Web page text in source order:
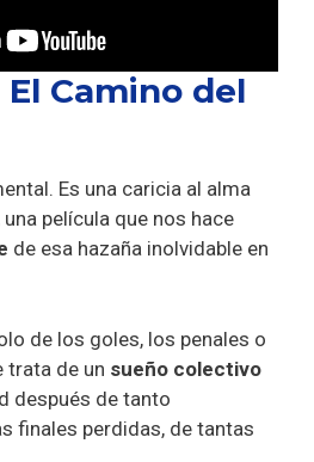
El Camino del
Es una caricia al alma
película que nos hace
de esa hazaña inolvidable en
de los goles, los penales o
trata de un sueño colectivo
después de tanto
finales perdidas, de tantas